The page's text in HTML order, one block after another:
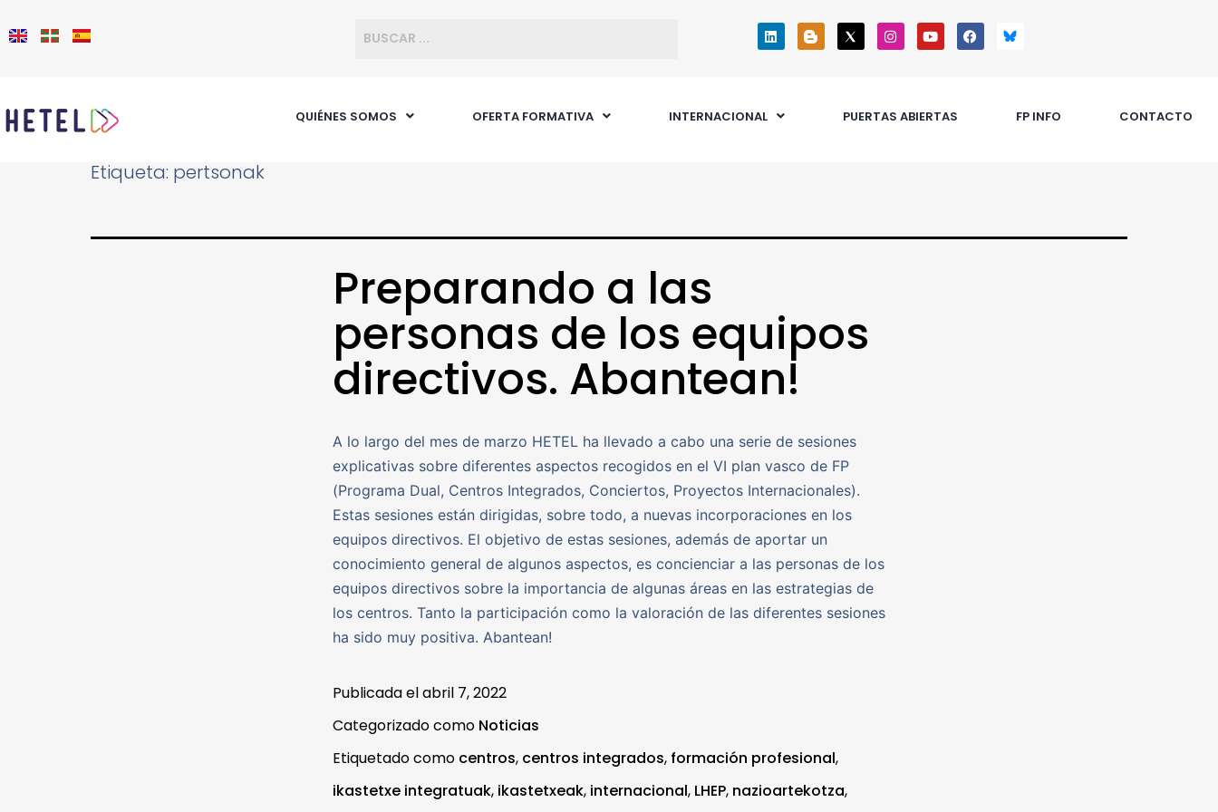
QUIÉNES SOMOS OFERTA FORMATIVA INTERNACIONAL PUERTAS ABIERTAS FP INFO CONTACTO
Etiqueta: pertsonak
Preparando a las
personas de los equipos
directivos. Abantean!
A lo largo del mes de marzo HETEL ha llevado a cabo una serie de sesiones
explicativas sobre diferentes aspectos recogidos en el VI plan vasco de FP
(Programa Dual, Centros Integrados, Conciertos, Proyectos Internacionales).
Estas sesiones están dirigidas, sobre todo, a nuevas incorporaciones en los
equipos directivos. El objetivo de estas sesiones, además de aportar un
conocimiento general de algunos aspectos, es concienciar a las personas de los
equipos directivos sobre la importancia de algunas áreas en las estrategias de
los centros. Tanto la participación como la valoración de las diferentes sesiones
ha sido muy positiva. Abantean!
Publicada elabril 7, 2022
Categorizado como Noticias
Etiquetado como centros, centros integrados, formación profesional,
ikastetxe integratuak, ikastetxeak, internacional, LHEP, nazioartekotza,